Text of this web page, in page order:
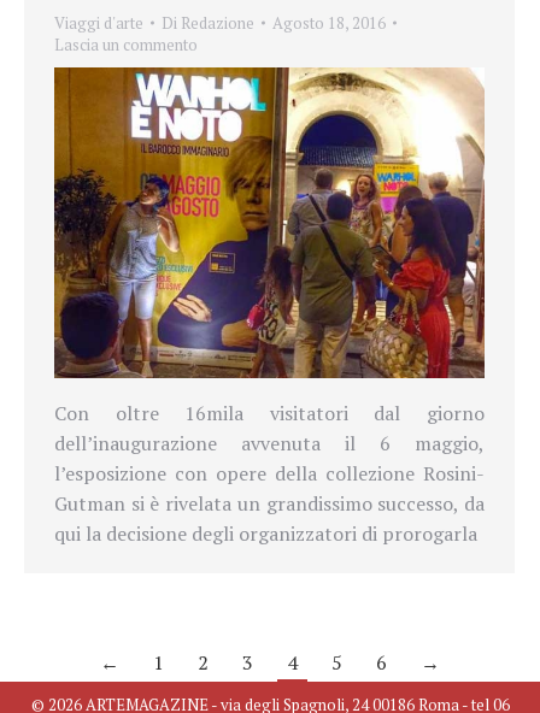
Viaggi d'arte Di Redazione
Agosto 18, 2016
Lascia un commento
Con oltre 16mila visitatori dal giorno
dell’inaugurazione avvenuta il 6 maggio,
l’esposizione con opere della collezione Rosini-
Gutman si è rivelata un grandissimo successo, da
qui la decisione degli organizzatori di prorogarla
← 1 2 3 4 5 6 →
© 2026 ARTEMAGAZINE - via degli Spagnoli, 24 00186 Roma - tel 06